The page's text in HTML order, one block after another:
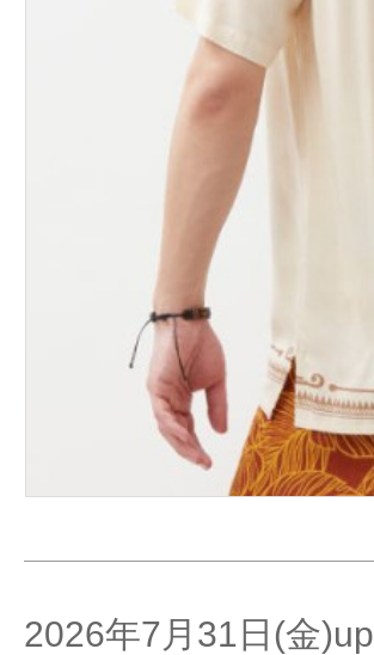
2026年7月31日(金)up